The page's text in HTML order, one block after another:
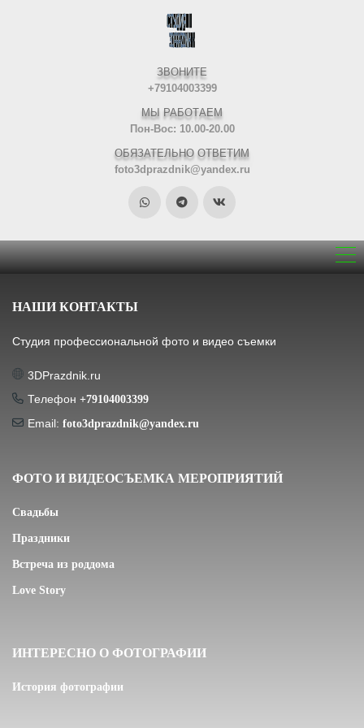
ЗВОНИТЕ
+79104003399
МЫ РАБОТАЕМ
Пон-Вос: 10.00-20.00
ОБЯЗАТЕЛЬНО ОТВЕТИМ
foto3dprazdnik@yandex.ru
НАШИ КОНТАКТЫ
Студия профессиональной фото и видео съемки
3DPrazdnik.ru
Телефон +79104003399
Email: foto3dprazdnik@yandex.ru
ФОТО И ВИДЕОСЪЕМКА МЕРОПРИЯТИЙ
Свадьбы
Праздники
Встреча из роддома
Love Story
ИНТЕРЕСНО О ФОТОГРАФИИ
История фотографии